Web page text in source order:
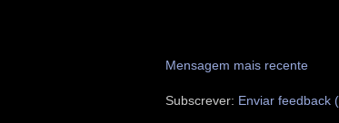
Mensagem mais recente
Subscrever: Enviar feedback